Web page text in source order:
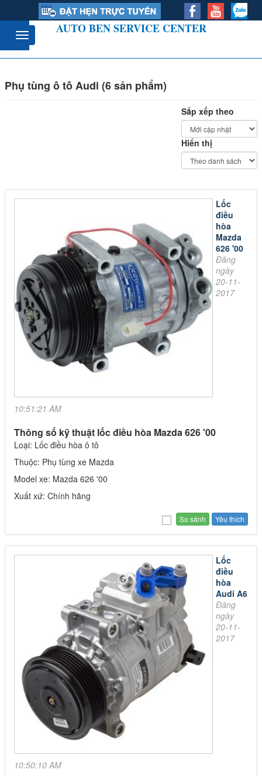
AUTO BEN SERVICE CENTER
Phụ tùng ô tô Audi (6 sản phẩm)
Sắp xếp theo
Hiển thị
Lốc
điều
hòa
Mazda
626 '00
Đăng
ngày
20-11-
2017
10:51:21 AM
Thông số kỹ thuật lốc điều hòa Mazda 626 '00
Loại: Lốc điều hòa ô tô
Thuộc: Phụ tùng xe Mazda
Model xe: Mazda 626 '00
Xuất xứ: Chính hãng
Yêu thích
Lốc
điều
hòa
Audi A6
Đăng
ngày
20-11-
2017
10:50:10 AM